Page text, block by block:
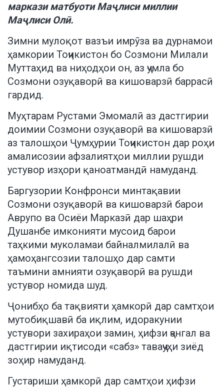
маркази матбуоти Маҷлиси миллии
Маҷлиси Олӣ.
Зимни мулоқот вазъи имрӯза ва дурнамои
ҳамкории Тоҷикистон бо Созмони Милали
Муттаҳид ва ниҳодҳои он, аз ҷумла бо
Созмони озуқаворӣ ва кишоварзӣ баррасӣ
гардид.
Муҳтарам Рустами Эмомалӣ аз дастгирии
доимии Созмони озуқаворӣ ва кишоварзӣ
аз талошҳои Ҷумҳурии Тоҷикистон дар роҳи
амалисозии афзалиятҳои миллии рушди
устувор изҳори қаноатмандӣ намуданд.
Баргузории Конфронси минтақавии
Созмони озуқаворӣ ва кишоварзӣ барои
Аврупо ва Осиёи Марказӣ дар шаҳри
Душанбе имконияти мусоид барои
таҳкими муколамаи байналмилалӣ ва
ҳамоҳангсозии талошҳо дар самти
таъмини амнияти озуқаворӣ ва рушди
устувор номида шуд.
Ҷонибҳо ба тақвияти ҳамкорӣ дар самтҳои
мутобиқшавӣ ба иқлим, идоракунии
устувори захираҳои замин, ҳифзи ҷангал ва
дастгирии иқтисоди «сабз» таваҷҷуҳи зиёд
зоҳир намуданд.
Густариши ҳамкорӣ дар самтҳои ҳифзи